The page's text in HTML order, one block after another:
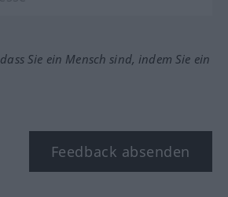
Sie ein Mensch sind, indem Sie ein
Feedback absenden